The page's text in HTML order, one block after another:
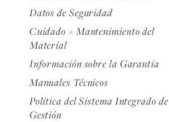
Datos de Seguridad
Cuidado + Mantenimiento del
Material
Información sobre la Garantía
Manuales Técnicos
Política del Sistema Integrado de
Gestión